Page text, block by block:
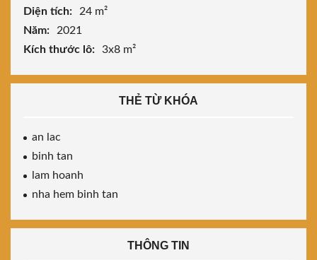
Diện tích:
24 m²
Năm:
2021
Kích thước lô:
3x8 m²
THẺ TỪ KHÓA
an lac
binh tan
lam hoanh
nha hem binh tan
THÔNG TIN